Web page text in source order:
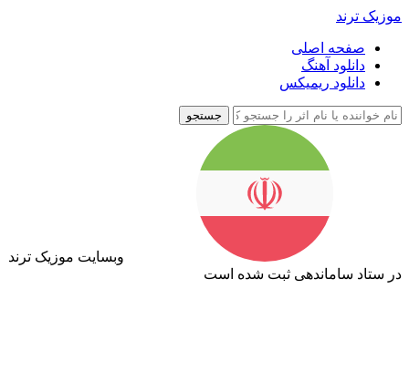
موزیک ترند
صفحه اصلی
دانلود آهنگ
دانلود ریمیکس
جستجو
وبسایت موزیک ترند
در ستاد ساماندهی ثبت شده است